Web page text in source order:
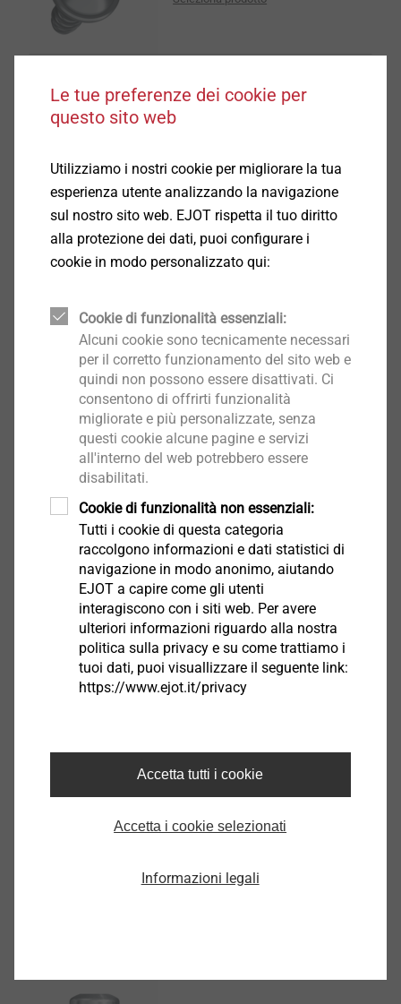
Seleziona prodotto
FDS
Seleziona prodotto
Seleziona prodotto
Spiralform®
Seleziona prodotto
Le tue preferenze dei cookie per
questo sito web
Utilizziamo i nostri cookie per migliorare la tua
esperienza utente analizzando la navigazione
sul nostro sito web. EJOT rispetta il tuo diritto
alla protezione dei dati, puoi configurare i
cookie in modo personalizzato qui:
Cookie di funzionalità essenziali:
Alcuni cookie sono tecnicamente necessari
per il corretto funzionamento del sito web e
quindi non possono essere disattivati. Ci
consentono di offrirti funzionalità
migliorate e più personalizzate, senza
questi cookie alcune pagine e servizi
all'interno del web potrebbero essere
disabilitati.
Cookie di funzionalità non essenziali:
Tutti i cookie di questa categoria
raccolgono informazioni e dati statistici di
navigazione in modo anonimo, aiutando
EJOT a capire come gli utenti
interagiscono con i siti web. Per avere
ulteriori informazioni riguardo alla nostra
politica sulla privacy e su come trattiamo i
tuoi dati, puoi visuallizzare il seguente link:
https://www.ejot.it/privacy
Accetta tutti i cookie
Accetta i cookie selezionati
Informazioni legali